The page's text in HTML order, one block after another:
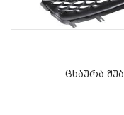
ᲪᲮᲐᲣᲠᲐ ᲨᲣᲐ